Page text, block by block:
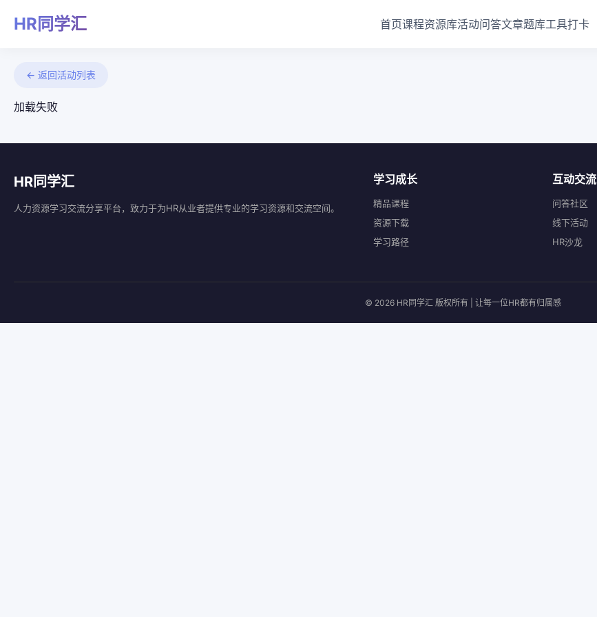
HR同学汇 首页课程资源库活动问答文章题库工具打卡
← 返回活动列表
加载失败
HR同学汇
人力资源学习交流分享平台，致力于为HR从业者提供专业的学习资源和交流空间。
学习成长
精品课程
资源下载
学习路径
互动交流
问答社区
线下活动
HR沙龙
© 2026 HR同学汇 版权所有 | 让每一位HR都有归属感